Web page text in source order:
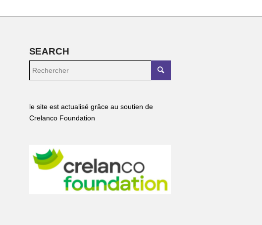
SEARCH
le site est actualisé grâce au soutien de
Crelanco Foundation